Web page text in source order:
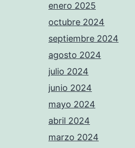
enero 2025
octubre 2024
septiembre 2024
agosto 2024
julio 2024
junio 2024
mayo 2024
abril 2024
marzo 2024